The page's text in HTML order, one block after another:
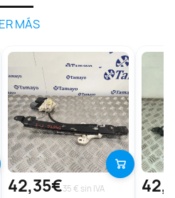
MÁS
42,35€35 € sin IVA